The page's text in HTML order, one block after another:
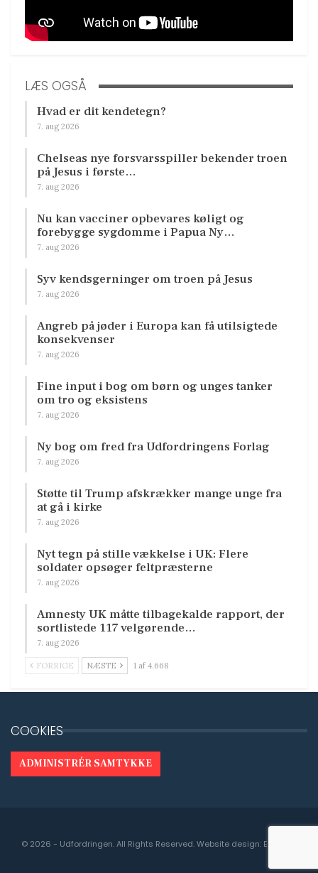
LÆS OGSÅ
Hvad er dit kendetegn?
7. aug 2026
Chelseas nye forsvarsspiller bekender troen
på Jesus i første…
7. aug 2026
Nu kan vacciner opbevares køligt og
forebygge sygdomme i Papua Ny…
7. aug 2026
Syv kendsgerninger om troen på Jesus
7. aug 2026
Angreb på jøder i Europa kan få utilsigtede
konsekvenser
7. aug 2026
Fine input i bog om børn og unges tanker
om tro og eksistens
7. aug 2026
Ny bog om fred fra Udfordringens Forlag
7. aug 2026
Støtte til Trump afskrækker mange unge fra
at gå i kirke
7. aug 2026
Nyt tegn på stille vækkelse i UK: Flere
soldater opsøger feltpræsterne
7. aug 2026
Amnesty UK måtte tilbagekalde rapport, der
sortlistede 117 velgørende…
7. aug 2026
FORRIGE NÆSTE 1 af 4.668
COOKIES
ADMINISTRÉR SAMTYKKE
© 2026 - Udfordringen. All Rights Reserved.Website design: Engedal